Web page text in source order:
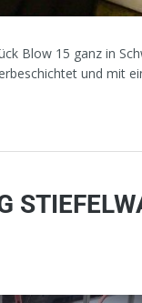
Blow 15 ganz in
und mit